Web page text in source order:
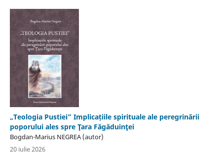
„Teologia Pustiei” Implicațiile spirituale ale peregrinării
poporului ales spre Ţara Făgăduinţei
Bogdan-Marius NEGREA (autor)
20 iulie 2026